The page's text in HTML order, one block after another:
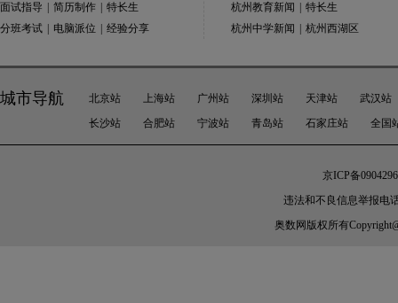
面试指导
简历制作
特长生
分班考试
电脑派位 经验分享
杭州教育新闻
特长生
杭州中学新闻
杭州西湖区
城市导航 北京站 上海站 广州站 深圳站 天津站
武汉站
长沙站
合肥站 宁波站 青岛站 石家庄站 全国
京ICP备
违法和不良信息举报电
奥数网 版权所有